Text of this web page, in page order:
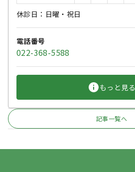
休診日：日曜・祝日
電話番号
022-368-5588
もっと見る
記事一覧へ